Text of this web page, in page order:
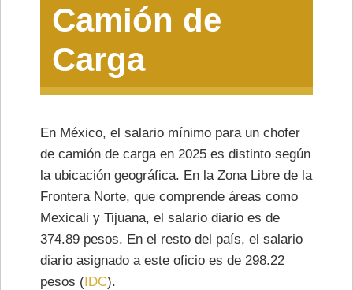
Camión de
Carga
En México, el salario mínimo para un chofer
de camión de carga en 2025 es distinto según
la ubicación geográfica. En la Zona Libre de la
Frontera Norte, que comprende áreas como
Mexicali y Tijuana, el salario diario es de
374.89 pesos. En el resto del país, el salario
diario asignado a este oficio es de 298.22
pesos​ (IDC)​.